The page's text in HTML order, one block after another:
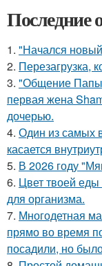
Последние
1. "Начался
2. Перезагрузка,
3. "Общение Папы
первая жена
дочерью.
4. Один из самых
касается
5. В 2026 году
6. Цвет твоей еды
для организма.
7. Многодетная
прямо во время
посадили, но